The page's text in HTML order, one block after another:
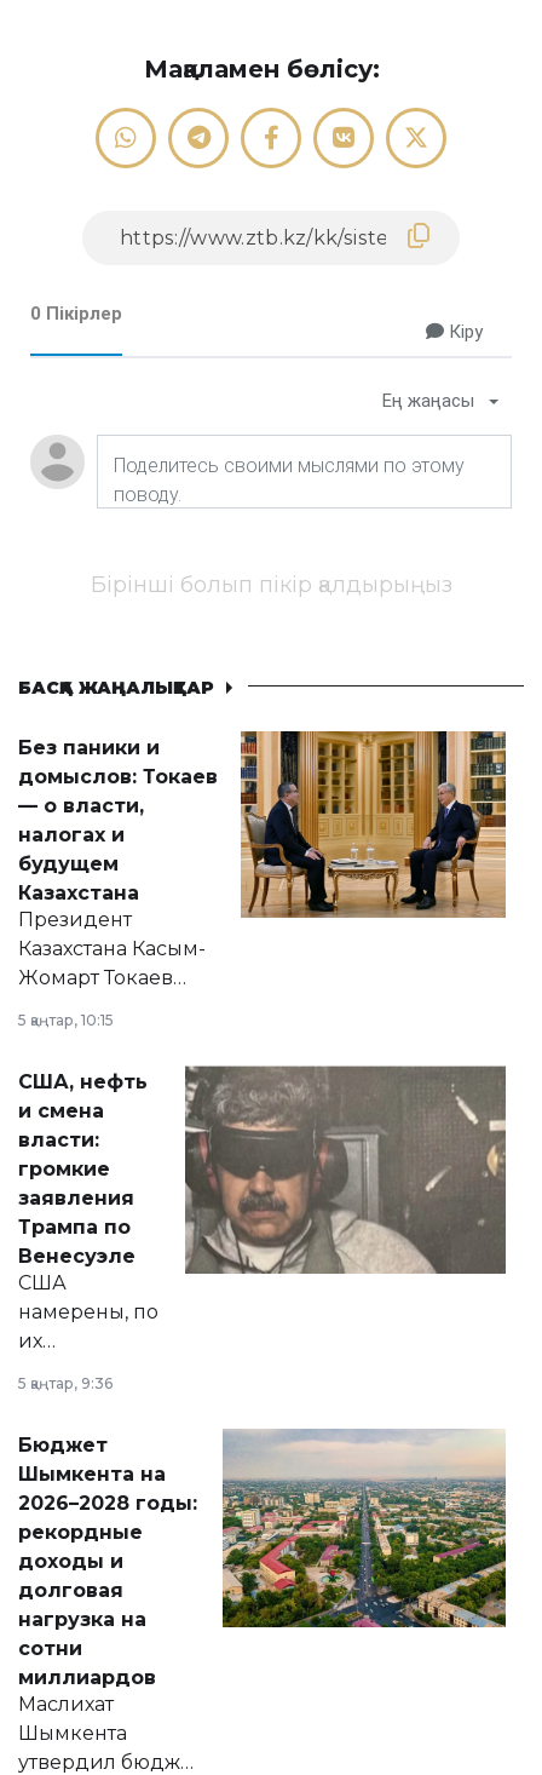
Мақаламен бөлісу:
0 Пікірлер
Кіру
Ең жаңасы
Бірінші болып пікір қалдырыңыз
БАСҚА ЖАҢАЛЫҚТАР
Без паники и
домыслов: Токаев
— о власти,
налогах и
будущем
Казахстана
Президент
Казахстана Касым-
Жомарт Токаев
сразу несколько
актуальных тем —
от слухов о
политических
реформах до
вопросов армии,
экономики и
личного здоровья.
5 қаңтар, 10:15
США, нефть
и смена
власти:
громкие
заявления
Трампа по
Венесуэле
США
намерены, по
их
принести
народу
Венесуэлы.
5 қаңтар, 9:36
Бюджет
Шымкента на
2026–2028 годы:
рекордные
доходы и
долговая
нагрузка на
сотни
миллиардов
Маслихат
Шымкента
утвердил бюджет